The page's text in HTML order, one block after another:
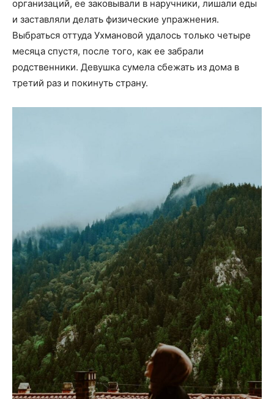
организаций, ее заковывали в наручники, лишали еды
и заставляли делать физические упражнения.
Выбраться оттуда Ухмановой удалось только четыре
месяца спустя, после того, как ее забрали
родственники. Девушка сумела сбежать из дома в
третий раз и покинуть страну.